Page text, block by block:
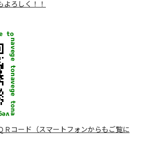
ろしく！！
Ｒコード（スマートフォンからもご覧に